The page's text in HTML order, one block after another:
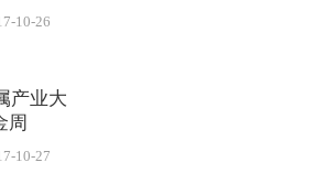
10-26
产业大
周
10-27